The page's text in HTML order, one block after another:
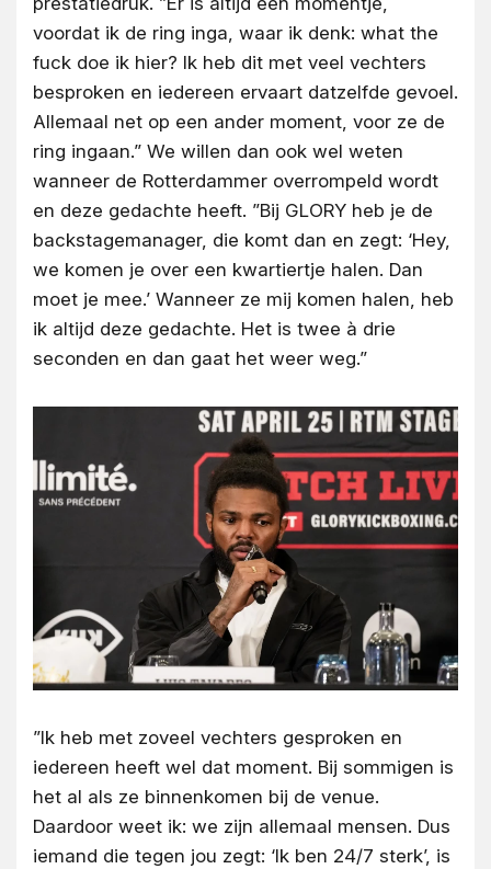
voordat ik de ring inga, waar ik denk: what the
fuck doe ik hier? Ik heb dit met veel vechters
besproken en iedereen ervaart datzelfde gevoel.
Allemaal net op een ander moment, voor ze de
ring ingaan.” We willen dan ook wel weten
wanneer de Rotterdammer overrompeld wordt
en deze gedachte heeft. ”Bij GLORY heb je de
backstagemanager, die komt dan en zegt: ‘Hey,
we komen je over een kwartiertje halen. Dan
moet je mee.’ Wanneer ze mij komen halen, heb
ik altijd deze gedachte. Het is twee à drie
seconden en dan gaat het weer weg.”
”Ik heb met zoveel vechters gesproken en
iedereen heeft wel dat moment. Bij sommigen is
het al als ze binnenkomen bij de venue.
Daardoor weet ik: we zijn allemaal mensen. Dus
iemand die tegen jou zegt: ‘Ik ben 24/7 sterk’, is